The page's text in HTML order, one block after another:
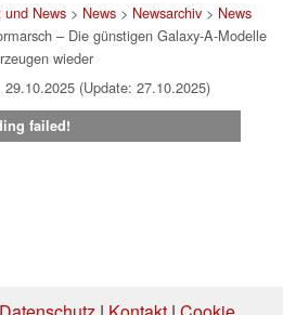
und News> News> Newsarchiv> News
– Die günstigen Galaxy-A-Modelle
wieder
(Update: 27.10.2025)
failed!